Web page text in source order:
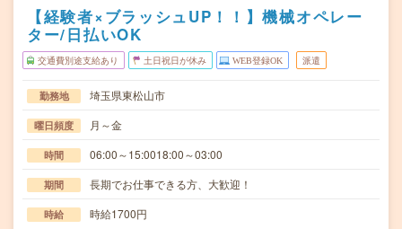
【経験者×ブラッシュUP！！】機械オペレー
ター/日払いOK
交通費別途支給あり 土日祝日が休み WEB登録OK 派遣
勤務地 埼玉県東松山市
曜日頻度 月～金
時間 06:00～15:0018:00～03:00
期間 長期でお仕事できる方、大歓迎！
時給 時給1700円